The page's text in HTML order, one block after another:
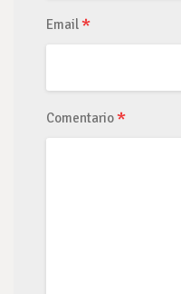
Email *
Comentario *